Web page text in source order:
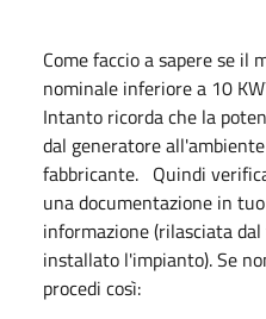
Come faccio a sapere se il
nominale inferiore a 10
Intanto ricorda che la
dal generatore
fabbricante. Quindi
una documentazione in
informazione (rilasciata
installato l'impianto). Se
procedi così: